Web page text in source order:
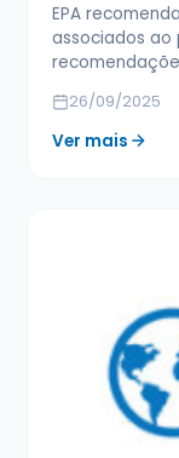
EPA
associados ao
26/09/2025
Ver mais